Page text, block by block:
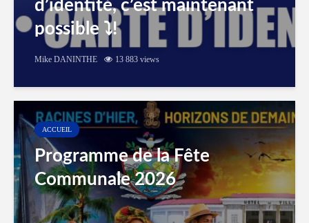
d’identité, c’est maintenant
possible ⤵️!
Mike DANINTHE 13 883 views
ACCUEIL
Programme de la Fête
Communale 2026